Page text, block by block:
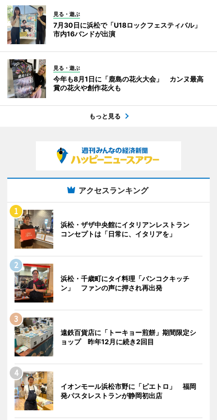
見る・遊ぶ
7月30日に浜松で「U18ロックフェスティバル」
市内16バンドが出演
見る・遊ぶ
今年も8月1日に「鹿島の花火大会」 カンヌ最高
賞の花火や創作花火も
もっと見る
アクセスランキング
浜松・ザザ中央館にイタリアンレストラン
コンセプトは「日常に、イタリアを」
浜松・千歳町にタイ料理「バンコクキッチ
ン」 ファンの声に押され再出発
遠鉄百貨店に「トーキョー煎餅」期間限定シ
ョップ 昨年12月に続き2回目
イオンモール浜松市野に「ピエトロ」 福岡
発パスタレストランが静岡初出店